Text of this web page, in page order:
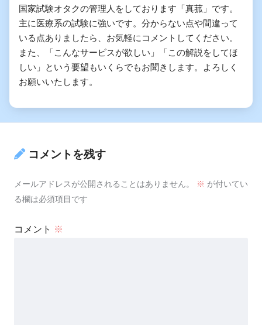
国家試験オタクの管理人をしております「真菰」です。
主に医療系の試験に強いです。分からない点や間違って
いる点ありましたら、お気軽にコメントしてください。
また、「こんなサービスが欲しい」「この解説をしてほ
しい」という要望もいくらでもお聞きします。よろしく
お願いいたします。
コメントを残す
メールアドレスが公開されることはありません。 ※ が付いてい
る欄は必須項目です
コメント ※